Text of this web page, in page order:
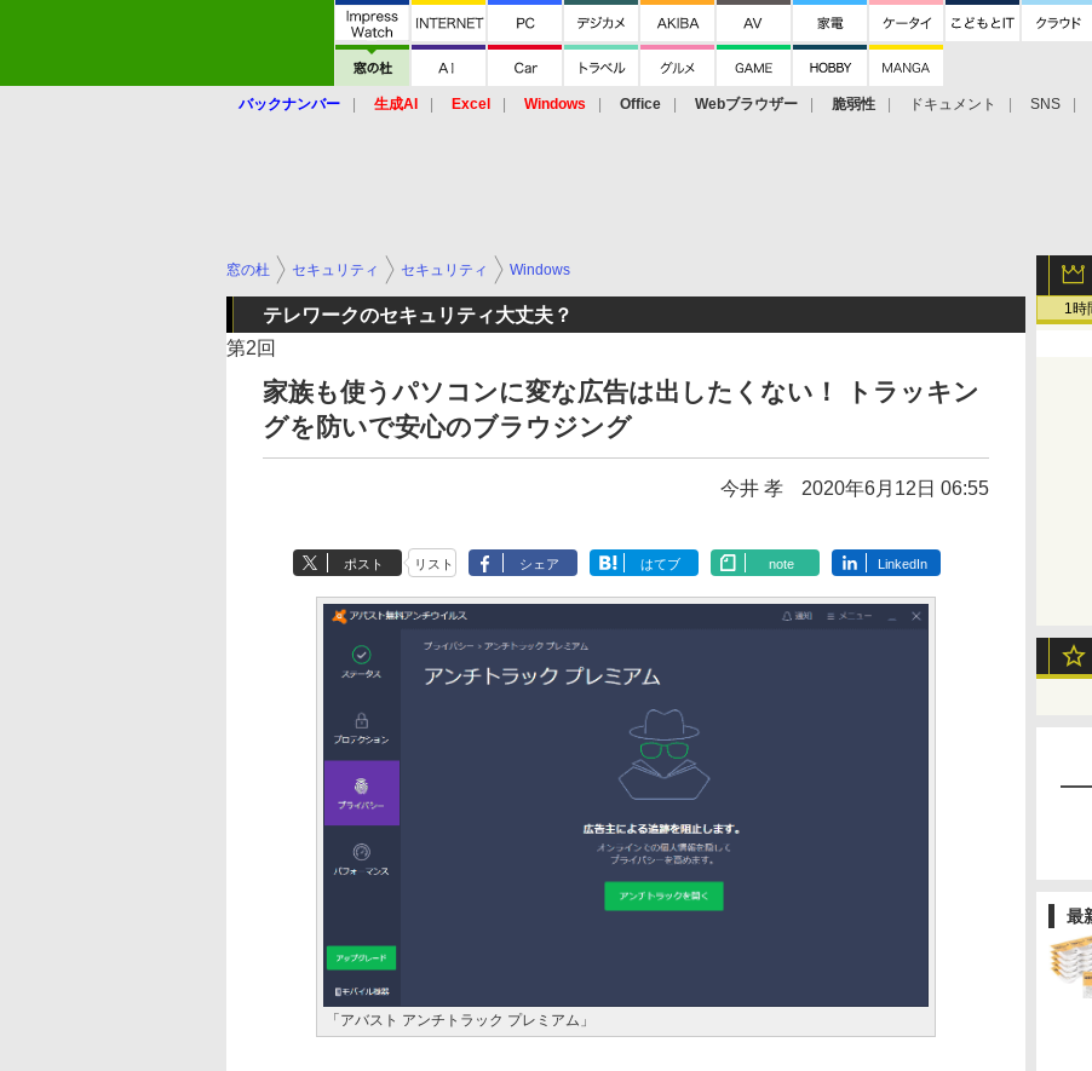
バックナンバー 生成AI Excel Windows Office Webブラウザー 脆弱性 ドキュメント SNS
1時
最
窓の杜 セキュリティ セキュリティ Windows
テレワークのセキュリティ大丈夫？
第2回
家族も使うパソコンに変な広告は出したくない！ トラッキン
グを防いで安心のブラウジング
今井 孝 2020年6月12日 06:55
ポスト リスト シェア はてブ note LinkedIn
「アバスト アンチトラック プレミアム」